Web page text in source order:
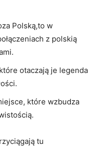
Polską,to w
z polskią
otaczają je legenda
które wzbudza
tu